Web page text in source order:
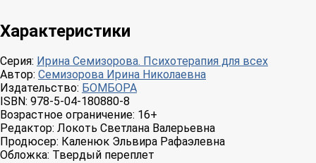
Характеристики
Серия: Ирина Семизорова. Психотерапия для всех
Автор: Семизорова Ирина Николаевна
Издательство: БОМБОРА
ISBN: 978-5-04-180880-8
Возрастное ограничение: 16+
Редактор: Локоть Светлана Валерьевна
Продюсер: Каленюк Эльвира Рафаэлевна
Обложка: Твердый переплет